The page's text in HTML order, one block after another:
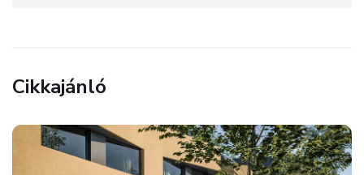
Cikkajánló